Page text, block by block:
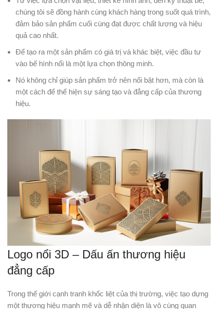
chúng tôi sẽ đồng hành cùng khách hàng trong suốt quá trình,
đảm bảo sản phẩm cuối cùng đạt được chất lượng và hiệu
quả cao nhất.
Để tạo ra một sản phẩm có giá trị và khác biệt, việc đầu tư
vào bế hình nổi là một lựa chọn thông minh.
Nó không chỉ giúp sản phẩm trở nên nổi bật hơn, mà còn là
một cách để thể hiện sự sáng tạo và đẳng cấp của thương
hiệu.
Logo nổi 3D – Dấu ấn thương hiệu
đẳng cấp
Trong thế giới cạnh tranh khốc liệt của thị trường, việc tạo dựng
một thương hiệu mạnh mẽ và dễ nhận diện là vô cùng quan